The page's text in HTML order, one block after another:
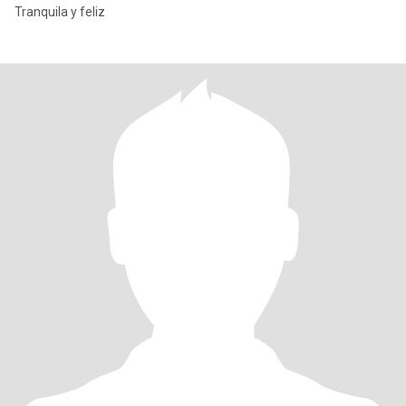
Tranquila y feliz